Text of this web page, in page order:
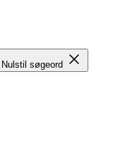
Nulstil søgeord